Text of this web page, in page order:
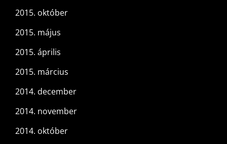
2015. október
2015. május
2015. április
2015. március
2014. december
2014. november
2014. október